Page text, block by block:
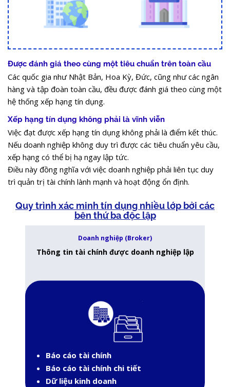
Được đánh giá theo cùng một tiêu chuẩn trên toàn cầu
Các quốc gia như Nhật Bản, Hoa Kỳ, Đức, cũng như các ngân
hàng và tập đoàn toàn cầu, đều được đánh giá theo cùng một
hệ thống xếp hạng tín dụng.
Xếp hạng tín dụng không phải là vĩnh viễn
Việc đạt được xếp hạng tín dụng không phải là điểm kết thúc.
Nếu doanh nghiệp không duy trì được các tiêu chuẩn yêu cầu,
xếp hạng có thể bị hạ ngay lập tức.
Điều này đồng nghĩa với việc doanh nghiệp phải liên tục duy
trì quản trị tài chính lành mạnh và hoạt động ổn định.
Quy trình xác minh tín dụng nhiều lớp bởi các
bên thứ ba độc lập
Doanh nghiệp (Broker)
Thông tin tài chính được doanh nghiệp lập
Báo cáo tài chính
Báo cáo tài chính chi tiết
Dữ liệu kinh doanh